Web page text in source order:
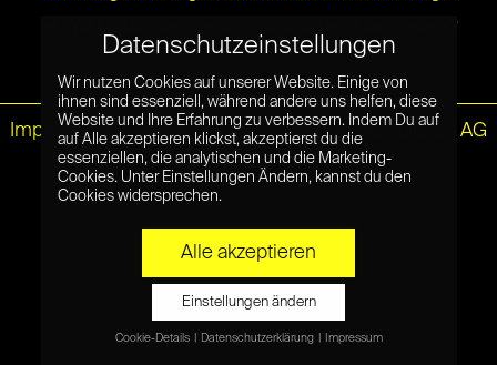
➜ Wie funktioniert der Journalismus am Handgelenk?
Impressum|Datenschutz © Netzpiloten AG
Datenschutzeinstellungen
Wir nutzen Cookies auf unserer Website. Einige von
ihnen sind essenziell, während andere uns helfen, diese
Website und Ihre Erfahrung zu verbessern. Indem Du auf
auf Alle akzeptieren klickst, akzeptierst du die
essenziellen, die analytischen und die Marketing-
Cookies. Unter Einstellungen Ändern, kannst du den
Cookies widersprechen.
Alle akzeptieren
Einstellungen ändern
Cookie-Details Datenschutzerklärung Impressum